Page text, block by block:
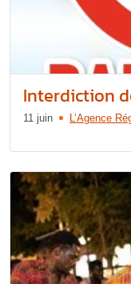
Interdiction
11 juin L’Agence